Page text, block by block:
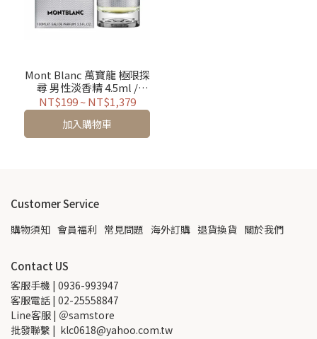
Mont Blanc 萬寶龍 極限探
尋 男性淡香精 4.5ml /
30ml / 100ml / TESTER有
蓋
NT$199~NT$1,379
加入購物車
Customer Service
購物須知 會員福利 常見問題 海外訂購 退貨換貨 關於我們
Contact US
客服手機 | 0936-993947
客服電話 | 02-25558847
Line客服 | ＠samstore
批發聯繫 |  klc0618@yahoo.com.tw